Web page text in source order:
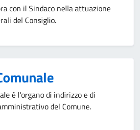
con il Sindaco nella attuazione
del Consiglio.
è l’organo di indirizzo e di
del Comune.